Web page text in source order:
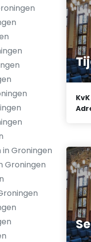
Groningen
Groningen